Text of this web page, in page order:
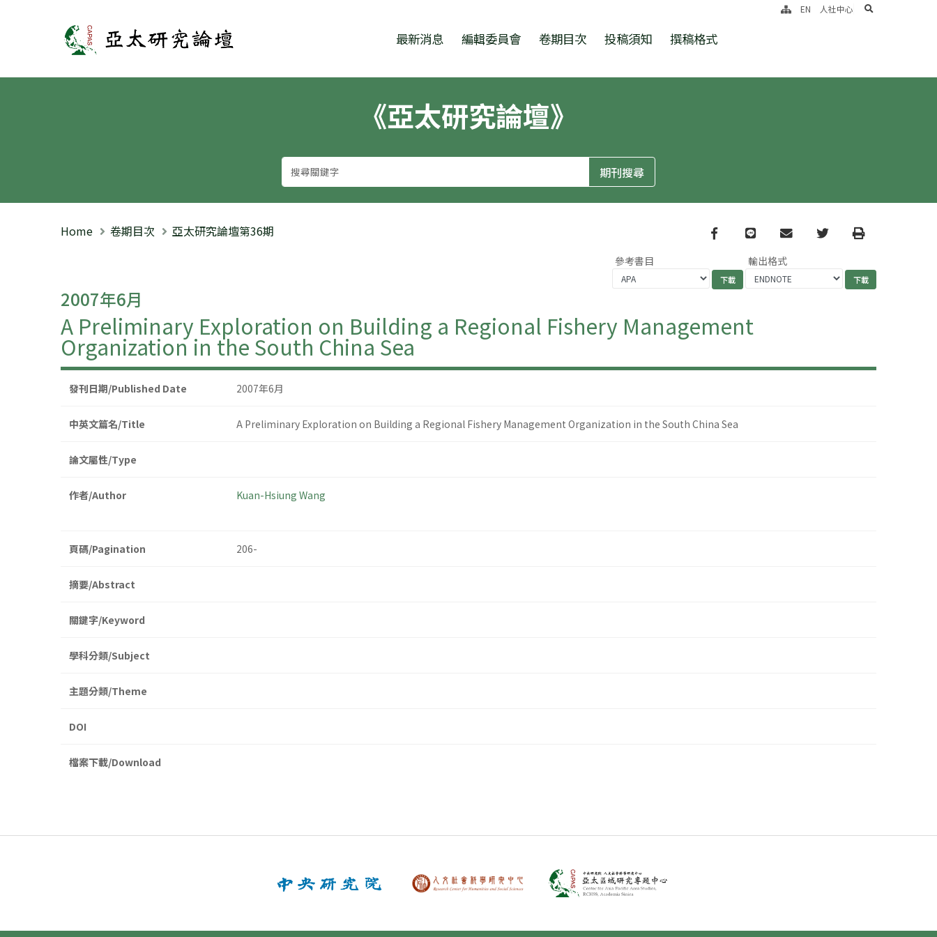
亞太研究論壇 最新消息 編輯委員會 卷期目次 投稿須知 撰稿格式
EN 人社中心 search
《亞太研究論壇》
Home 卷期目次 亞太研究論壇第36期 Facebook
line email TwitterPrint
參考書目 輸出格式
2007年6月
A Preliminary Exploration on Building a Regional Fishery Management
Organization in the South China Sea
發刊日期/Published Date 2007年6月
中英文篇名/Title A Preliminary Exploration on Building a Regional Fishery Management Organization in the South China Sea
論文屬性/Type
作者/Author Kuan-Hsiung Wang
頁碼/Pagination 206-
摘要/Abstract
關鍵字/Keyword
學科分類/Subject
主題分類/Theme
DOI
檔案下載/Download